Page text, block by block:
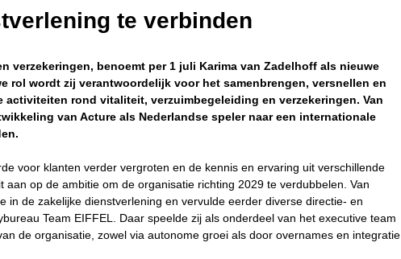
te verbinden
verzekeringen, benoemt per 1 juli Karima van Zadelhoff als nieuwe
rol wordt zij verantwoordelijk voor het samenbrengen, versnellen en
rond vitaliteit, verzuimbegeleiding en verzekeringen. Van
van Acture als Nederlandse speler naar een internationale
voor klanten verder vergroten en de kennis en ervaring uit verschillende
op de ambitie om de organisatie richting 2029 te verdubbelen. Van
in de zakelijke dienstverlening en vervulde eerder diverse directie- en
Team EIFFEL. Daar speelde zij als onderdeel van het executive team
de organisatie, zowel via autonome groei als door overnames en integratie